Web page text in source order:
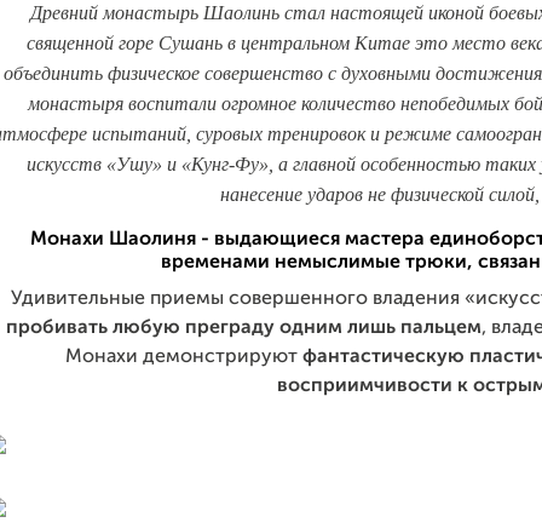
Древний монастырь Шаолинь стал настоящей иконой
священной горе Сушань в центральном Китае это место
объединить физическое совершенство с духовными
монастыря воспитали огромное количество непобедимых
испытаний, суровых тренировок и режиме
искусств «Ушу» и «Кунг-Фу», а главной особенностью таких
нанесение ударов не физической
Монахи Шаолиня - выдающиеся мастера
временами немыслимые трюки,
Удивительные приемы совершенного владения
пробивать любую преграду одним лишь пальцем,
Монахи демонстрируют фантастическую
восприимчивости к